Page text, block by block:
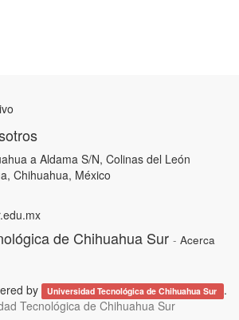
a Aldama S/N, Colinas del León
Chihuahua, México
de Chihuahua Sur - Acerca
by Universidad Tecnológica de Chihuahua Sur
.
Tecnológica de Chihuahua Sur